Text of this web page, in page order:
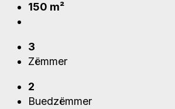
150 m²
3
Zëmmer
2
Buedzëmmer